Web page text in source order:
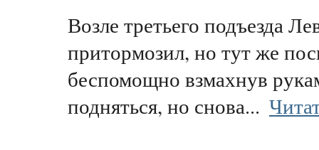
Возле третьего подъезда
притормозил, но тут же
беспомощно взмахнув
подняться, но снова...